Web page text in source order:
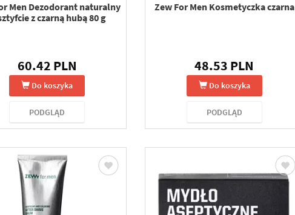
Men Dezodorant naturalny
z czarną hubą 80 g
60.42 PLN
Do koszyka
PODGLĄD
Zew For Men Kosmetyczka czarna
48.53 PLN
Do koszyka
PODGLĄD